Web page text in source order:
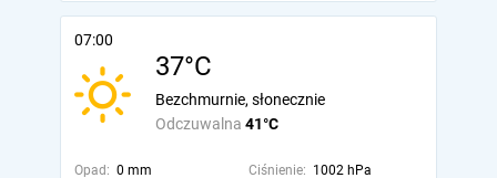
07:00
37°C
Odczuwalna 41°C
Bezchmurnie, słonecznie
Opad: 0 mm Ciśnienie: 1002 hPa